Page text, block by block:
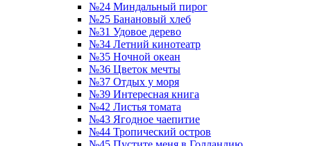
№24 Миндальный пирог
№25 Банановый хлеб
№31 Удовое дерево
№34 Летний кинотеатр
№35 Ночной океан
№36 Цветок мечты
№37 Отдых у моря
№39 Интересная книга
№42 Листья томата
№43 Ягодное чаепитие
№44 Тропический остров